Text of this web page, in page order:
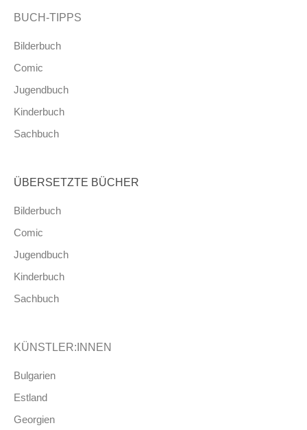
BUCH-TIPPS
Bilderbuch
Comic
Jugendbuch
Kinderbuch
Sachbuch
ÜBERSETZTE BÜCHER
Bilderbuch
Comic
Jugendbuch
Kinderbuch
Sachbuch
KÜNSTLER:INNEN
Bulgarien
Estland
Georgien